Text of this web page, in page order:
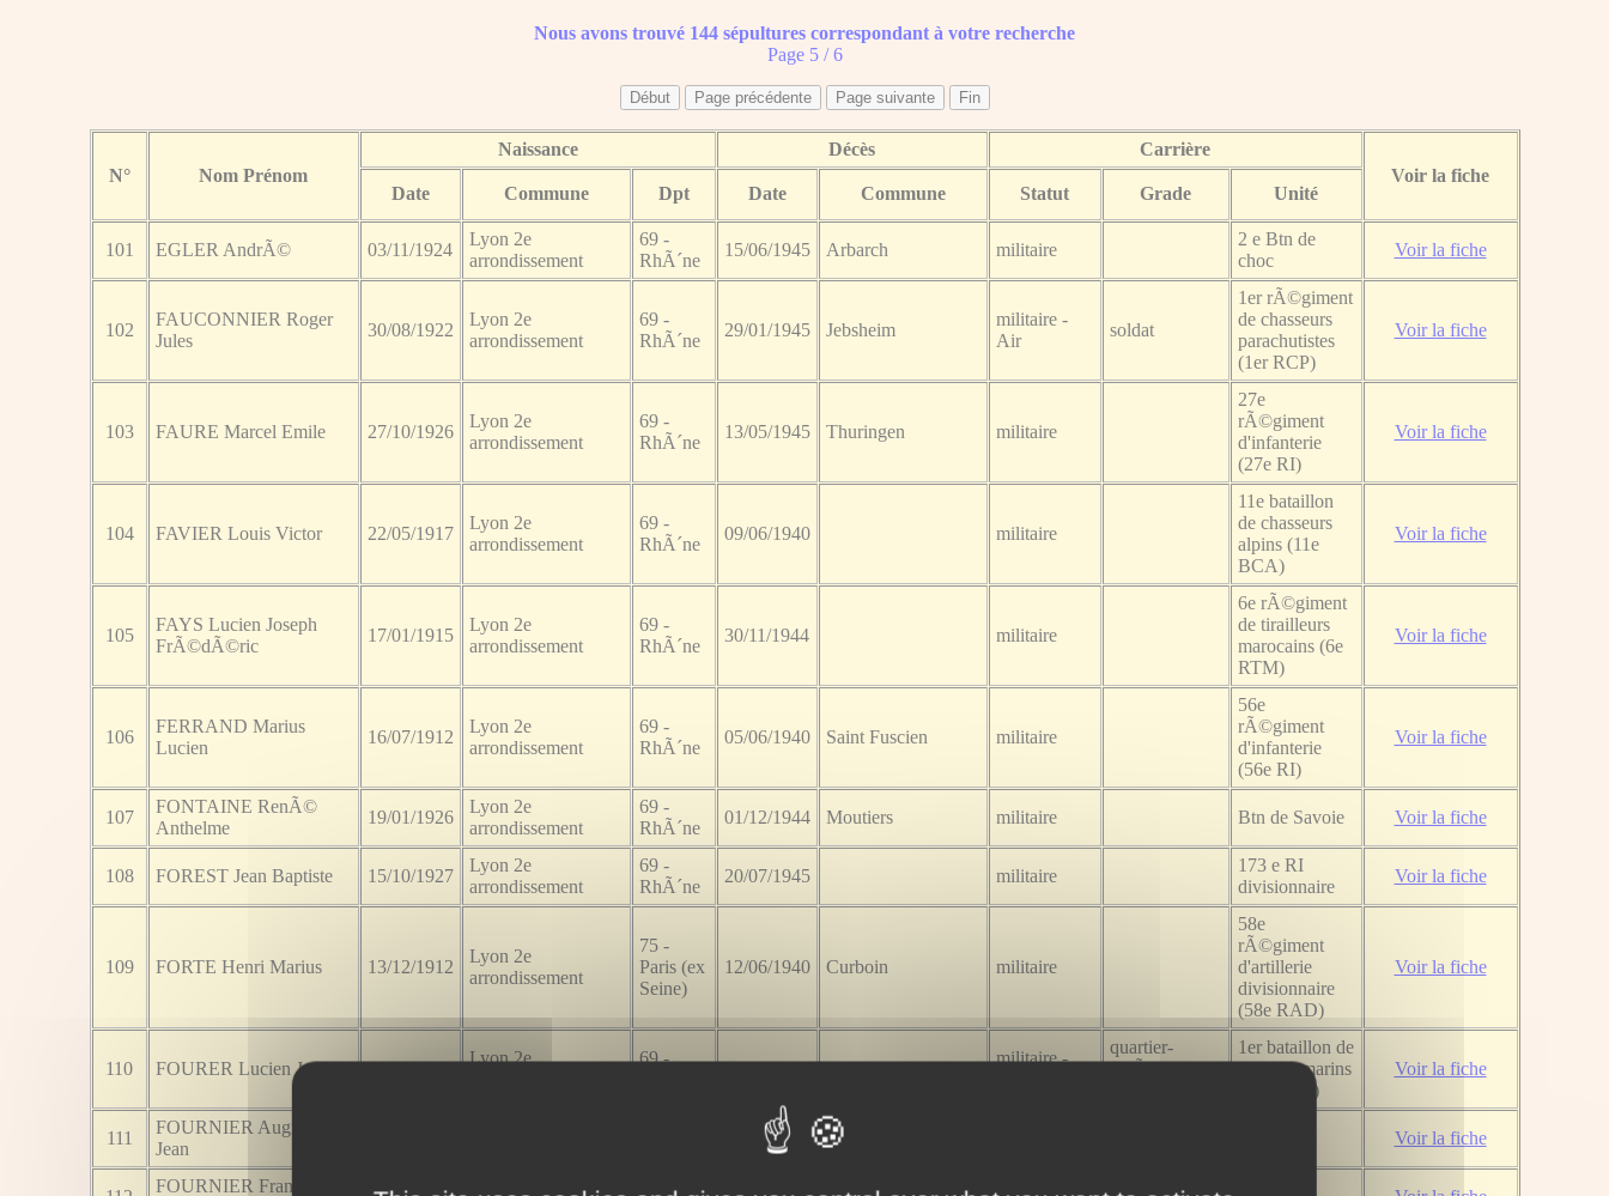
Nous avons trouvé 144 sépultures correspondant à votre recherche
Page 5 / 6
N° Nom Prénom
Naissance Décès
Carrière
Voir la fiche
Date
Commune Dpt Date Commune Statut Grade Unité
101 EGLER AndrÃ© 03/11/1924
Lyon 2e
arrondissement
69 -
RhÃ´ne
15/06/1945 Arbarch militaire
2 e Btn de
choc
Voir la fiche
102
FAUCONNIER Roger
Jules
30/08/1922
Lyon 2e
arrondissement
69 -
RhÃ´ne
29/01/1945 Jebsheim
militaire -
Air
soldat
1er rÃ©giment
de chasseurs
parachutistes
(1er RCP)
Voir la fiche
103 FAURE Marcel Emile 27/10/1926
Lyon 2e
arrondissement
69 -
RhÃ´ne
13/05/1945 Thuringen militaire
27e
rÃ©giment
d'infanterie
(27e RI)
Voir la fiche
104 FAVIER Louis Victor 22/05/1917
Lyon 2e
arrondissement
69 -
RhÃ´ne
09/06/1940 militaire
11e bataillon
de chasseurs
alpins (11e
BCA)
Voir la fiche
105
FAYS Lucien Joseph
FrÃ©dÃ©ric
17/01/1915
Lyon 2e
arrondissement
69 -
RhÃ´ne
30/11/1944 militaire
6e rÃ©giment
de tirailleurs
marocains (6e
RTM)
Voir la fiche
106
FERRAND Marius
Lucien
16/07/1912
Lyon 2e
arrondissement
69 -
RhÃ´ne
05/06/1940 Saint Fuscien militaire
56e
rÃ©giment
d'infanterie
(56e RI)
Voir la fiche
107
FONTAINE RenÃ©
Anthelme
19/01/1926
Lyon 2e
arrondissement
69 -
RhÃ´ne
01/12/1944 Moutiers militaire Btn de Savoie Voir la fiche
108 FOREST Jean Baptiste 15/10/1927
Lyon 2e
arrondissement
69 -
RhÃ´ne
20/07/1945 militaire
173 e RI
divisionnaire
Voir la fiche
109 FORTE Henri Marius 13/12/1912
Lyon 2e
arrondissement
75 -
Paris (ex
Seine)
12/06/1940 Curboin militaire
58e
rÃ©giment
d'artillerie
divisionnaire
(58e RAD)
Voir la fiche
110 FOURER Lucien Joseph 24/12/1920
Lyon 2e
69 -
10/06/1944 Amfreville
militaire -
quartier-
maÃ®tre
1er bataillon de
fusiliers marins
(1er BFM)
Voir la fiche
111
FOURNIER Auguste
Jean
07/04/1945 Neulusheim Baden Voir la fiche
FOURNIER Francis